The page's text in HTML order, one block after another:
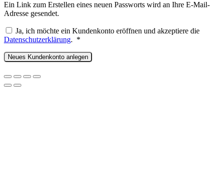
Ein Link zum Erstellen eines neuen Passworts wird an Ihre E-Mail-
Adresse gesendet.
Ja, ich möchte ein Kundenkonto eröffnen und akzeptiere die
Datenschutzerklärung. *
Neues Kundenkonto anlegen